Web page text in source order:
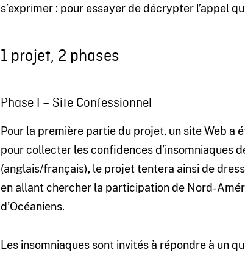
s’exprimer : pour essayer de décrypter l’appel
1 projet, 2 phases
Phase I – Site Confessionnel
Pour la première partie du projet, un site Web a
pour collecter les confidences d’insomniaques
(anglais/français), le projet tentera ainsi de
en allant chercher la participation de Nord-
d’Océaniens.
Les insomniaques sont invités à répondre à un